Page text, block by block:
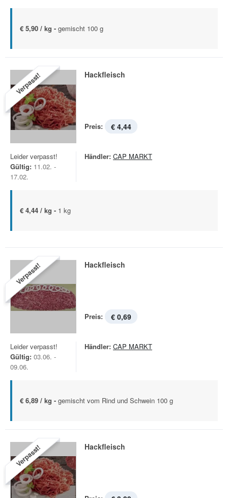
€ 5,90 / kg - gemischt 100 g
Verpasst! Hackfleisch
Preis: € 4,44
Leider verpasst!
Gültig: 11.02. -
17.02.
Händler: CAP MARKT
€ 4,44 / kg - 1 kg
Verpasst! Hackfleisch
Preis: € 0,69
Leider verpasst!
Gültig: 03.06. -
09.06.
Händler: CAP MARKT
€ 6,89 / kg - gemischt vom Rind und Schwein 100 g
Verpasst! Hackfleisch